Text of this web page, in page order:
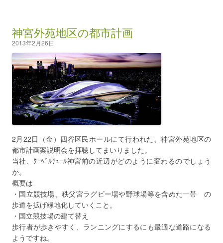
神宮外苑地区の都市計画
2013年2月26日
2月22日（金）四谷区民ホールにて行われた、神宮外苑地区の
都市計画案説明会を拝聴してまいりました。
当社、ｸｰﾍﾞﾙﾁｭｰﾙ神宮前の近辺がどのように変わるのでしょう
か。
概要は
・国立競技場、秩父宮ラグビー場や野球場等を含めた一帯 の
歩道を拡げ緑地化していくこと。
・国立競技場の建て替え
歩行者が歩きやすく、ランニングにするにも最適な道路になる
ようですね。